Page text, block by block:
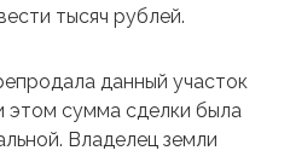
тысяч рублей.
данный участок
этом сумма сделки была
Владелец земли